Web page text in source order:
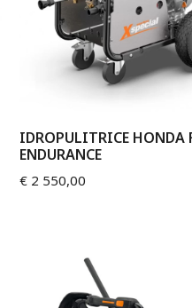
IDROPULITRICE HONDA
ENDURANCE
€ 2 550,00